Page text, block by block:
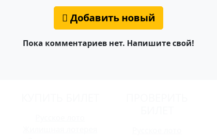
Добавить новый
Пока комментариев нет. Напишите свой!